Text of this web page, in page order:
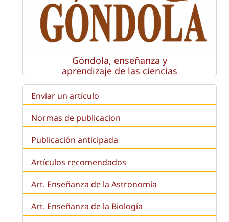
Góndola, enseñanza y
aprendizaje de las ciencias
Enviar un artículo
Normas de publicacion
Publicación anticipada
Artículos recomendados
Art. Enseñanza de la Astronomía
Art. Enseñanza de la Biología